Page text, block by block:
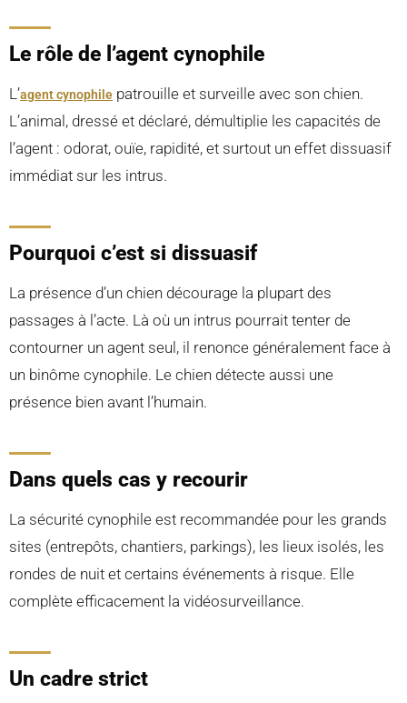
Le rôle de l’agent cynophile
L’agent cynophile patrouille et surveille avec son chien.
L’animal, dressé et déclaré, démultiplie les capacités de
l’agent : odorat, ouïe, rapidité, et surtout un effet dissuasif
immédiat sur les intrus.
Pourquoi c’est si dissuasif
La présence d’un chien décourage la plupart des
passages à l’acte. Là où un intrus pourrait tenter de
contourner un agent seul, il renonce généralement face à
un binôme cynophile. Le chien détecte aussi une
présence bien avant l’humain.
Dans quels cas y recourir
La sécurité cynophile est recommandée pour les grands
sites (entrepôts, chantiers, parkings), les lieux isolés, les
rondes de nuit et certains événements à risque. Elle
complète efficacement la vidéosurveillance.
Un cadre strict